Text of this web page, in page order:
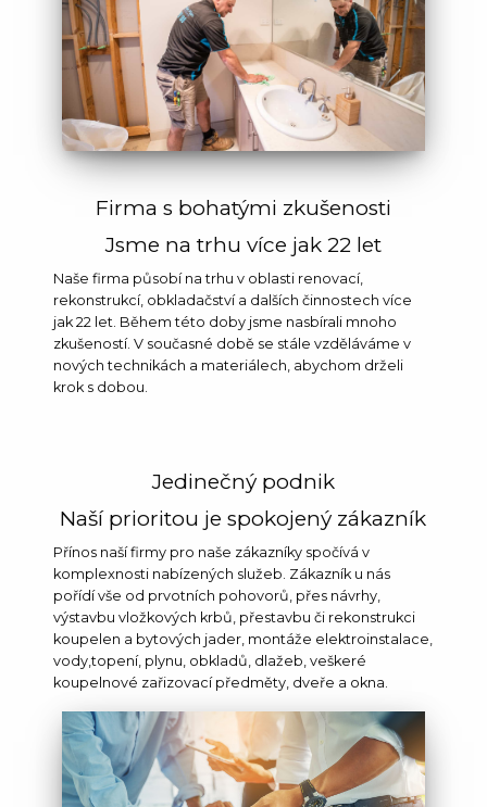
Firma s bohatými zkušenosti
Jsme na trhu více jak 22 let
Naše firma působí na trhu v oblasti renovací,
rekonstrukcí, obkladačství a dalších činnostech více
jak 22 let. Během této doby jsme nasbírali mnoho
zkušeností. V současné době se stále vzděláváme v
nových technikách a materiálech, abychom drželi
krok s dobou.
Jedinečný podnik
Naší prioritou je spokojený zákazník
Přínos naší firmy pro naše zákazníky spočívá v
komplexnosti nabízených služeb. Zákazník u nás
pořídí vše od prvotních pohovorů, přes návrhy,
výstavbu vložkových krbů, přestavbu či rekonstrukci
koupelen a bytových jader, montáže elektroinstalace,
vody,topení, plynu, obkladů, dlažeb, veškeré
koupelnové zařizovací předměty, dveře a okna.